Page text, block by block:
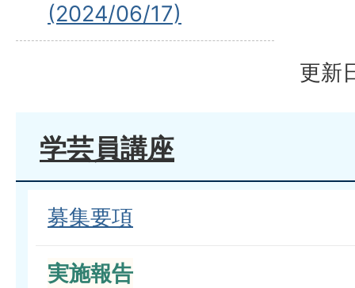
(2024/06/17)
更新
学芸員講座
募集要項
実施報告